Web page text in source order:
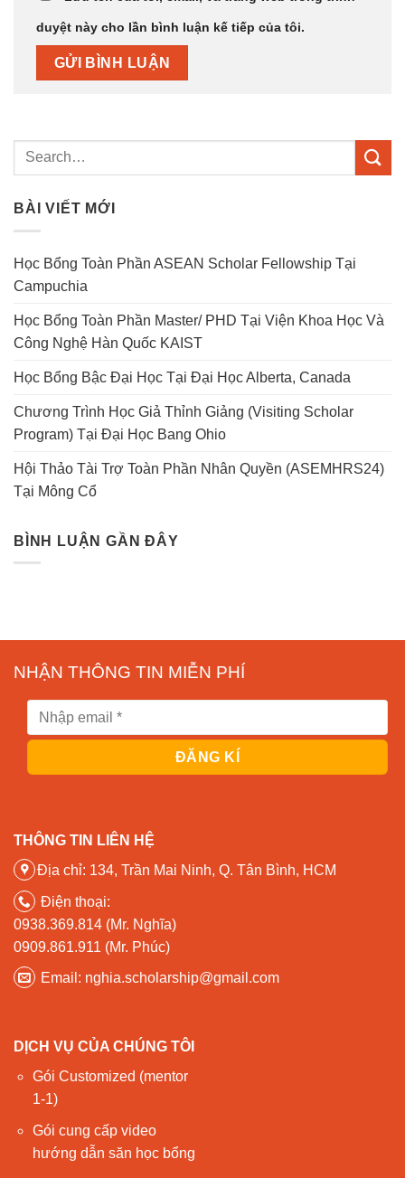
duyệt này cho lần bình luận kế tiếp của tôi.
BÀI VIẾT MỚI
Học Bổng Toàn Phần ASEAN Scholar Fellowship Tại
Campuchia
Học Bổng Toàn Phần Master/ PHD Tại Viện Khoa Học Và
Công Nghệ Hàn Quốc KAIST
Học Bổng Bậc Đại Học Tại Đại Học Alberta, Canada
Chương Trình Học Giả Thỉnh Giảng (Visiting Scholar
Program) Tại Đại Học Bang Ohio
Hội Thảo Tài Trợ Toàn Phần Nhân Quyền (ASEMHRS24)
Tại Mông Cổ
BÌNH LUẬN GẦN ĐÂY
NHẬN THÔNG TIN MIỄN PHÍ
THÔNG TIN LIÊN HỆ
Địa chỉ: 134, Trần Mai Ninh, Q. Tân Bình, HCM
Điện thoại:
0938.369.814 (Mr. Nghĩa)
0909.861.911 (Mr. Phúc)
Email: nghia.scholarship@gmail.com
DỊCH VỤ CỦA CHÚNG TÔI
Gói Customized (mentor
1-1)
Gói cung cấp video
hướng dẫn săn học bổng